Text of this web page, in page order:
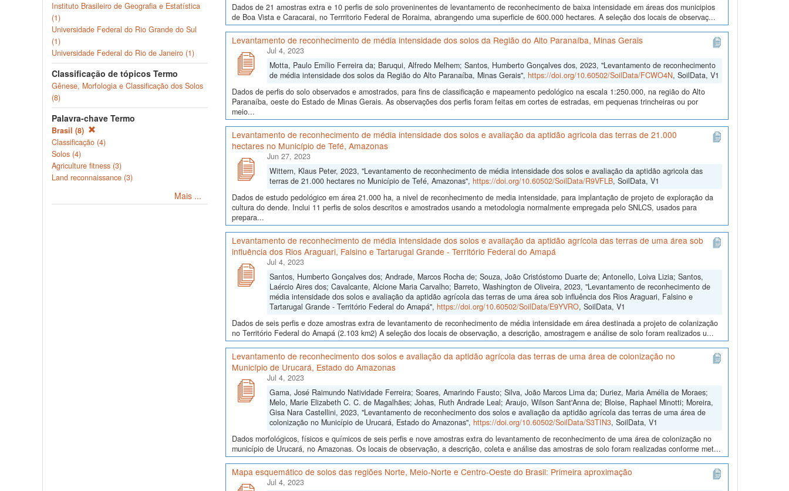
Instituto Brasileiro de Geografia e Estatística
(1)
Universidade Federal do Rio Grande do Sul
(1)
Universidade Federal do Rio de Janeiro (1)
Classificação de tópicos Termo
Gênese, Morfologia e Classificação dos Solos
(8)
Palavra-chave Termo
Brasil (8)
Classificação (4)
Solos (4)
Agriculture fitness (3)
Land reconnaissance (3)
Mais ...
Dados de 21 amostras extra e 10 perfis de solo proveninentes de levantamento de reconhecimento de baixa intensidade em áreas dos municipios
de Boa Vista e Caracarai, no Terrritorio Federal de Roraima, abrangendo uma superficie de 600.000 hectares. A seleção dos locais de observaç...
Levantamento de reconhecimento de média intensidade dos solos da Região do Alto Paranaíba, Minas Gerais
Jul 4, 2023
Motta, Paulo Emílio Ferreira da; Baruqui, Alfredo Melhem; Santos, Humberto Gonçalves dos, 2023, "Levantamento de reconhecimento
de média intensidade dos solos da Região do Alto Paranaíba, Minas Gerais", https://doi.org/10.60502/SoilData/FCWO4N, SoilData, V1
Dados de perfis do solo observados e amostrados, para fins de classificação e mapeamento pedológico na escala 1:250.000, na região do Alto
Paranaíba, oeste do Estado de Minas Gerais. As observações dos perfis foram feitas em cortes de estradas, em pequenas trincheiras ou por
meio...
Levantamento de reconhecimento de média intensidade dos solos e avaliação da aptidão agricola das terras de 21.000
hectares no Município de Tefé, Amazonas
Jun 27, 2023
Wittern, Klaus Peter, 2023, "Levantamento de reconhecimento de média intensidade dos solos e avaliação da aptidão agricola das
terras de 21.000 hectares no Município de Tefé, Amazonas", https://doi.org/10.60502/SoilData/R9VFLB, SoilData, V1
Dados de estudo pedológico em área 21.000 ha, a nivel de reconhecimento de media intensidade, para implantação de projeto de exploração da
cultura do dende. Inclui 11 perfis de solos descritos e amostrados usando a metodologia normalmente empregada pelo SNLCS, usados para
prepara...
Levantamento de reconhecimento de média intensidade dos solos e avaliação da aptidão agrícola das terras de uma área sob
influência dos Rios Araguari, Falsino e Tartarugal Grande - Território Federal do Amapá
Jul 4, 2023
Santos, Humberto Gonçalves dos; Andrade, Marcos Rocha de; Souza, João Cristóstomo Duarte de; Antonello, Loiva Lizia; Santos,
Laércio Aires dos; Cavalcante, Alcione Maria Carvalho; Barreto, Washington de Oliveira, 2023, "Levantamento de reconhecimento de
média intensidade dos solos e avaliação da aptidão agrícola das terras de uma área sob influência dos Rios Araguari, Falsino e
Tartarugal Grande - Território Federal do Amapá", https://doi.org/10.60502/SoilData/E9YVRO, SoilData, V1
Dados de seis perfis e doze amostras extra de levantamento de reconhecimento de média intensidade em área destinada a projeto de colanização
no Território Federal do Amapá (2.103 km2) A seleção dos locais de observação, a descrição, amostragem e análise de solo foram realizados u...
Levantamento de reconhecimento dos solos e avaliação da aptidão agrícola das terras de uma área de colonização no
Município de Urucará, Estado do Amazonas
Jul 4, 2023
Gama, José Raimundo Natividade Ferreira; Soares, Amarindo Fausto; Silva, João Marcos Lima da; Duriez, Maria Amélia de Moraes;
Melo, Marie Elizabeth C. C. de Magalhães; Johas, Ruth Andrade Leal; Araujo, Wilson Sant'Anna de; Bloise, Raphael Minotti; Moreira,
Gisa Nara Castellini, 2023, "Levantamento de reconhecimento dos solos e avaliação da aptidão agrícola das terras de uma área de
colonização no Município de Urucará, Estado do Amazonas", https://doi.org/10.60502/SoilData/S3TIN3, SoilData, V1
Dados morfológicos, físicos e químicos de seis perfis e nove amostras extra do levantamento de reconhecimento de uma área de colonização no
município de Urucará, no Amazonas. Os locais de observação, a descrição, coleta e análise das amostras de solo foram realizadas conforme met...
Mapa esquemático de solos das regiões Norte, Meio-Norte e Centro-Oeste do Brasil: Primeira aproximação
Jul 4, 2023